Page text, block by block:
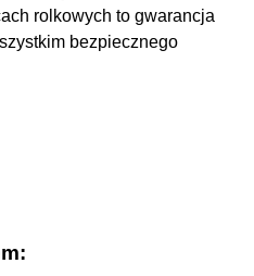
rolkowych to gwarancja
bezpiecznego